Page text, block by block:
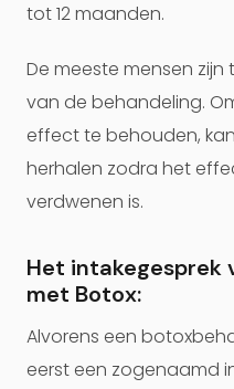
tot 12 maanden.
De meeste mensen
van de behandeling.
effect te behouden,
herhalen zodra het
verdwenen is.
Het intakegesprek
met Botox:
Alvorens een
eerst een zogenaamd